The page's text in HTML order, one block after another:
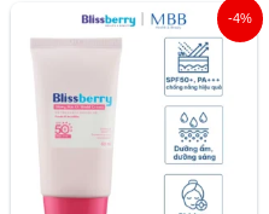
-4%
Giá
gốc
395.000 ₫.
Giá
hiện
tại
là:
379.000 ₫.